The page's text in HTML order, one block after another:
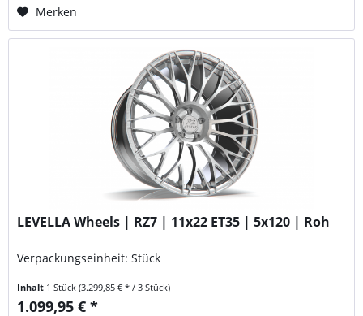
Merken
LEVELLA Wheels | RZ7 | 11x22 ET35 | 5x120 | Roh
Verpackungseinheit: Stück
Inhalt 1 Stück(3.299,85 € * / 3 Stück)
1.099,95 € *